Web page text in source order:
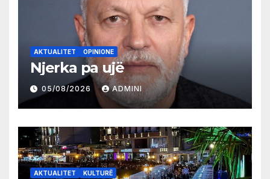
AKTUALITET OPINIONE
Njerka pa ujë
05/08/2026 ADMINI
AKTUALITET KULTURË